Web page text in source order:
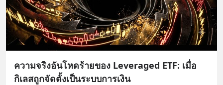
ความจริงอันโหดร้ายของ Leveraged ETF: เมื่อ
กิเลสถูกจัดตั้งเป็นระบบการเงิน